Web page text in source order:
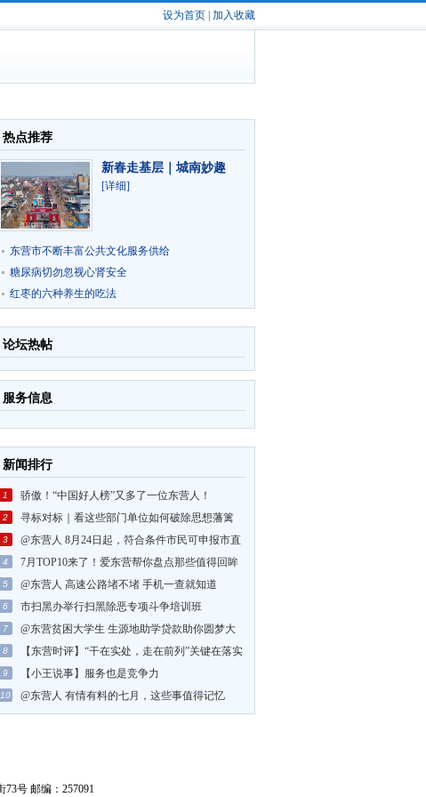
设为首页 加入收藏
热点推荐
新春走基层｜城南妙趣
[详细]
东营市不断丰富公共文化服务供给
糖尿病切勿忽视心肾安全
红枣的六种养生的吃法
论坛热帖
服务信息
新闻排行
1 骄傲！“中国好人榜”又多了一位东营人！
2
寻标对标｜看这些部门单位如何破除思想藩篱
立潮头？
3
@东营人 8月24日起，符合条件市民可申报市直
公租房
4
7月TOP10来了！爱东营帮你盘点那些值得回眸
的看点
5 @东营人 高速公路堵不堵 手机一查就知道
6 市扫黑办举行扫黑除恶专项斗争培训班
7
@东营贫困大学生 生源地助学贷款助你圆梦大
学
8 【东营时评】“干在实处，走在前列”关键在落实
9 【小王说事】服务也是竞争力
10 @东营人 有情有料的七月，这些事值得记忆